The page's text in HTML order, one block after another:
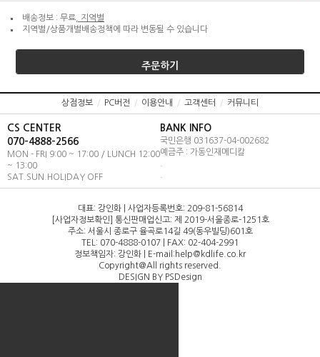
배송정보 : 무료 , 지역별
지역별/상품개별배송정책에 따라 변동될 수 있습니다
주문하기
상점정보 / PC버전 / 이용안내 / 고객센터 / 커뮤니티
CS CENTER
070-4888-2566
MON - FRI 9:00 ~ 17:00 / LUNCH 12:00
~ 13:00
SAT.SUN.HOLIDAY OFF
BANK INFO
국민은행 031637-04-002682
예금주 : 가동인재메디칼
대표: 강인화 | 사업자등록번호: 209-81-56814
[사업자정보확인] 통신판매업신고: 제 2019-서울종로-1251호
주소: 서울시 종로구 율곡로14길 49(동우빌딩)601호
TEL: 070-4888-0107 | FAX: 02-404-2991
정보책임자: 강인화 | E-mail:help@kdlife.co.kr
Copyright＠All rights reserved.
DESIGN BY PSDesign